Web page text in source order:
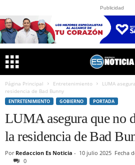
Publicidad
Página Principal Entretenimiento
LUMA
residencia de Bad Bunny
ENTRETENIMIENTO GOBIERNO PORTADA
LUMA asegura que no
la residencia de Bad
Por Redaccion Es Noticia - 10 julio 2025 Fecha
0